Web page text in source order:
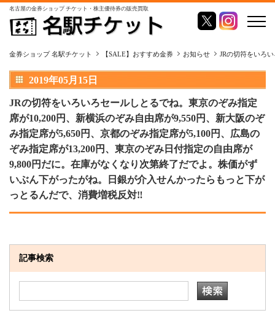
名古屋の金券ショップ チケット・株主優待券の販売買取
金券ショップ 名駅チケット 【SALE】おすすめ金券 お知らせ JRの切符をいろ
2019年05月15日
JRの切符をいろいろセールしとるでね。東京のぞみ指定
席が10,200円、新横浜のぞみ自由席が9,550円、新大阪のぞ
み指定席が5,650円、京都のぞみ指定席が5,100円、広島の
ぞみ指定席が13,200円、東京のぞみ日付指定の自由席が
9,800円だに。在庫がなくなり次第終了だでよ。株価がず
いぶん下がったがね。日銀が介入せんかったらもっと下が
っとるんだで、消費増税反対‼
記事検索